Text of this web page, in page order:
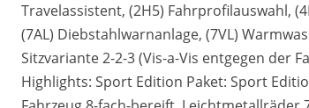
Travelassistent, (2H5) Fahrprofilauswahl,
(7AL) Diebstahlwarnanlage, (7VL)
Sitzvariante 2-2-3 (Vis-a-Vis entgegen der
Highlights: Sport Edition Paket: Sport